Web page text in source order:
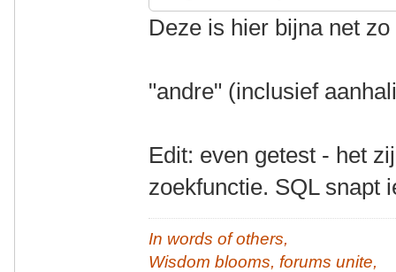
Deze is hier bijna net
"andre" (inclusief
Edit: even getest - het
zoekfunctie. SQL snapt
In words of others,
Wisdom blooms, forums unite,